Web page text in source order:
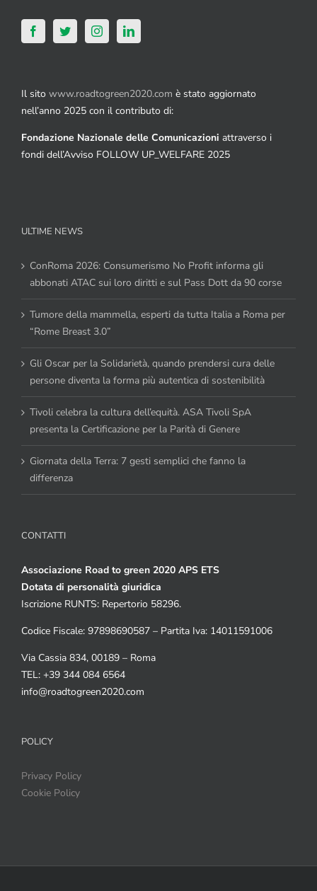
Il sito www.roadtogreen2020.com è stato aggiornato
nell’anno 2025 con il contributo di:
Fondazione Nazionale delle Comunicazioni attraverso i
fondi dell’Avviso FOLLOW UP_WELFARE 2025
ULTIME NEWS
ConRoma 2026: Consumerismo No Profit informa gli
abbonati ATAC sui loro diritti e sul Pass Dott da 90 corse
Tumore della mammella, esperti da tutta Italia a Roma per
“Rome Breast 3.0”
Gli Oscar per la Solidarietà, quando prendersi cura delle
persone diventa la forma più autentica di sostenibilità
Tivoli celebra la cultura dell’equità. ASA Tivoli SpA
presenta la Certificazione per la Parità di Genere
Giornata della Terra: 7 gesti semplici che fanno la
differenza
CONTATTI
Associazione Road to green 2020 APS ETS
Dotata di personalità giuridica
Iscrizione RUNTS: Repertorio 58296.
Codice Fiscale: 97898690587 – Partita Iva: 14011591006
Via Cassia 834, 00189 – Roma
TEL: +39 344 084 6564
info@roadtogreen2020.com
POLICY
Privacy Policy
Cookie Policy